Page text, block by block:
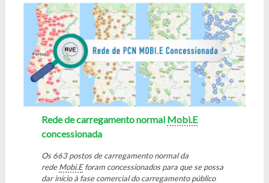
Rede de carregamento normal Mobi.E
concessionada
Os 663 postos de carregamento normal da
redeMobi.Eforam concessionados para que se possa
dar início à fase comercial do carregamento público